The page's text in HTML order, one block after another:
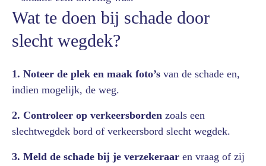
Wat te doen bij schade door
slecht wegdek?
1. Noteer de plek en maak foto’s van de schade en,
indien mogelijk, de weg.
2. Controleer op verkeersborden zoals een
slechtwegdek bord of verkeersbord slecht wegdek.
3. Meld de schade bij je verzekeraar en vraag of zij